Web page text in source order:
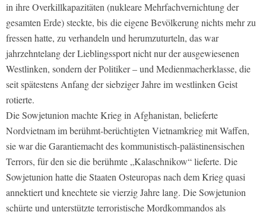
in ihre Overkillkapazitäten (nukleare Mehrfachvernichtung der
gesamten Erde) steckte, bis die eigene Bevölkerung nichts mehr zu
fressen hatte, zu verhandeln und herumzuturteln, das war
jahrzehntelang der Lieblingssport nicht nur der ausgewiesenen
Westlinken, sondern der Politiker – und Medienmacherklasse, die
seit spätestens Anfang der siebziger Jahre im westlinken Geist
rotierte.
Die Sowjetunion machte Krieg in Afghanistan, belieferte
Nordvietnam im berühmt-berüchtigten Vietnamkrieg mit Waffen,
sie war die Garantiemacht des kommunistisch-palästinensischen
Terrors, für den sie die berühmte „Kalaschnikow“ lieferte. Die
Sowjetunion hatte die Staaten Osteuropas nach dem Krieg quasi
annektiert und knechtete sie vierzig Jahre lang. Die Sowjetunion
schürte und unterstützte terroristische Mordkommandos als